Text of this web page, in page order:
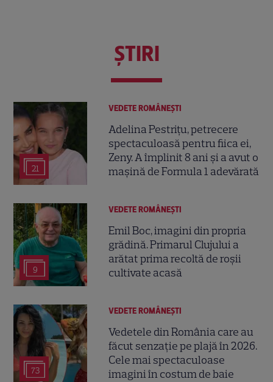
ŞTIRI
21
VEDETE ROMÂNEŞTI
Adelina Pestrițu, petrecere
spectaculoasă pentru fiica ei,
Zeny. A împlinit 8 ani și a avut o
mașină de Formula 1 adevărată
9
VEDETE ROMÂNEŞTI
Emil Boc, imagini din propria
grădină. Primarul Clujului a
arătat prima recoltă de roșii
cultivate acasă
73
VEDETE ROMÂNEŞTI
Vedetele din România care au
făcut senzație pe plajă în 2026.
Cele mai spectaculoase
imagini în costum de baie